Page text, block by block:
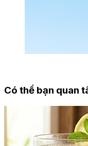
Có thể bạn quan